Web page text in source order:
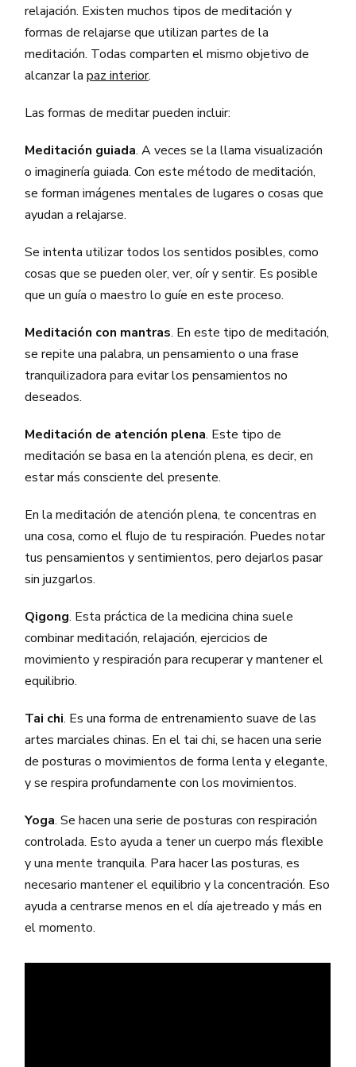
relajación. Existen muchos tipos de meditación y
formas de relajarse que utilizan partes de la
meditación. Todas comparten el mismo objetivo de
alcanzar lapaz interior.
Las formas de meditar pueden incluir:
Meditación guiada. A veces se la llama visualización
o imaginería guiada. Con este método de meditación,
se forman imágenes mentales de lugares o cosas que
ayudan a relajarse.
Se intenta utilizar todos los sentidos posibles, como
cosas que se pueden oler, ver, oír y sentir. Es posible
que un guía o maestro lo guíe en este proceso.
Meditación con mantras. En este tipo de meditación,
se repite una palabra, un pensamiento o una frase
tranquilizadora para evitar los pensamientos no
deseados.
Meditación de atención plena. Este tipo de
meditación se basa en la atención plena, es decir, en
estar más consciente del presente.
En la meditación de atención plena, te concentras en
una cosa, como el flujo de tu respiración. Puedes notar
tus pensamientos y sentimientos, pero dejarlos pasar
sin juzgarlos.
Qigong. Esta práctica de la medicina china suele
combinar meditación, relajación, ejercicios de
movimiento y respiración para recuperar y mantener el
equilibrio.
Tai chi. Es una forma de entrenamiento suave de las
artes marciales chinas. En el tai chi, se hacen una serie
de posturas o movimientos de forma lenta y elegante,
y se respira profundamente con los movimientos.
Yoga. Se hacen una serie de posturas con respiración
controlada. Esto ayuda a tener un cuerpo más flexible
y una mente tranquila. Para hacer las posturas, es
necesario mantener el equilibrio y la concentración. Eso
ayuda a centrarse menos en el día ajetreado y más en
el momento.